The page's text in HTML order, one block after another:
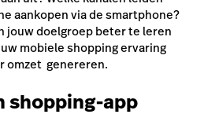
aankopen via de smartphone?
jouw doelgroep beter te leren
mobiele shopping ervaring
omzet genereren.
shopping-app